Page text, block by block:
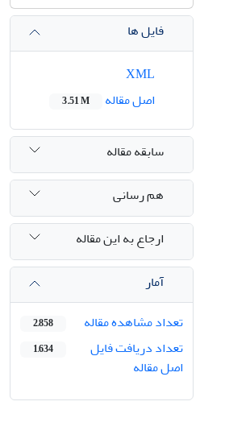
فایل ها
اصل مقاله
3.51 M
سابقه مقاله
هم رسانی
ارجاع به این مقاله
آمار
تعداد مشاهده مقاله
2,858
تعداد دریافت فایل
اصل مقاله
1,634